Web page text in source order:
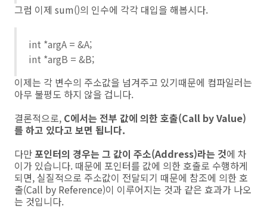
그럼 이제 sum()의 인수에 각각 대입을 해봅시다.
int *argA = &A;
int *argB = &B;
이제는 각 변수의 주소값을 넘겨주고 있기때문에 컴파일러는
아무 불평도 하지 않을 겁니다.
결론적으로, C에서는 전부 값에 의한 호출(Call by Value)
를 하고 있다고 보면 됩니다.
다만포인터의 경우는 그 값이 주소(Address)라는 것에 차
이가 있습니다. 때문에 포인터를 값에 의한 호출로 수행하게
되면, 실질적으로 주소값이 전달되기 때문에 참조에 의한 호
출(Call by Reference)이 이루어지는 것과 같은 효과가 나오
는 것입니다.